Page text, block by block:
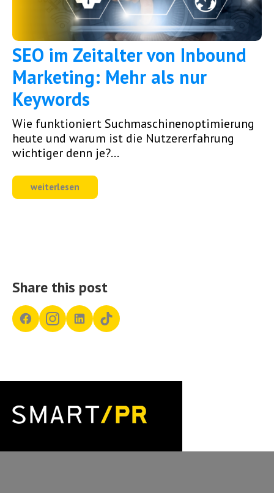
SEO im Zeitalter von Inbound
Marketing: Mehr als nur
Keywords
Wie funktioniert Suchmaschinenoptimierung
heute und warum ist die Nutzererfahrung
wichtiger denn je?...
weiterlesen
Share this post